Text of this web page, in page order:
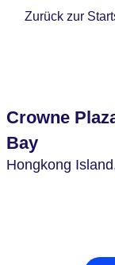
Zurück zur
Crowne
Bay
Hongkong